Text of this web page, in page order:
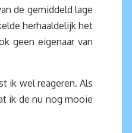
de gemiddeld lage
herhaaldelijk het
geen eigenaar van
ik wel reageren. Als
ik de nu nog mooie